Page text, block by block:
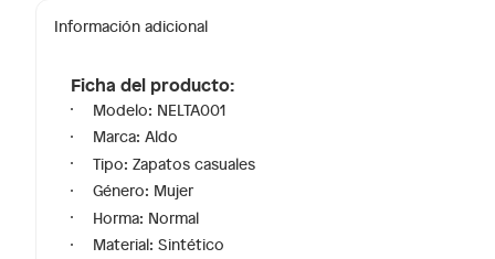
Información adicional
Ficha del producto:
Modelo: NELTA001
Marca: Aldo
Tipo: Zapatos casuales
Género: Mujer
Horma: Normal
Material: Sintético